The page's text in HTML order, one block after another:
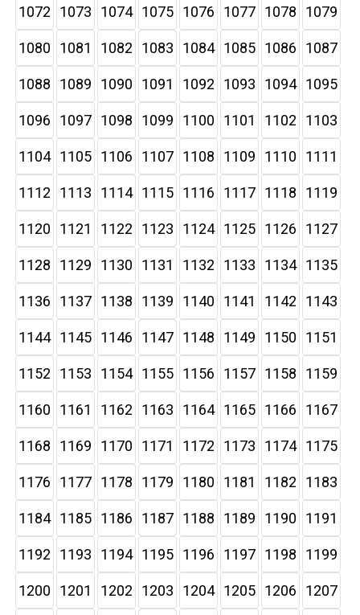
1072 1073 1074 1075 1076 1077 1078 1079
1080 1081 1082 1083 1084 1085 1086 1087
1088 1089 1090 1091 1092 1093 1094 1095
1096 1097 1098 1099 1100 1101 1102 1103
1104 1105 1106 1107 1108 1109 1110 1111
1112 1113 1114 1115 1116 1117 1118 1119
1120 1121 1122 1123 1124 1125 1126 1127
1128 1129 1130 1131 1132 1133 1134 1135
1136 1137 1138 1139 1140 1141 1142 1143
1144 1145 1146 1147 1148 1149 1150 1151
1152 1153 1154 1155 1156 1157 1158 1159
1160 1161 1162 1163 1164 1165 1166 1167
1168 1169 1170 1171 1172 1173 1174 1175
1176 1177 1178 1179 1180 1181 1182 1183
1184 1185 1186 1187 1188 1189 1190 1191
1192 1193 1194 1195 1196 1197 1198 1199
1200 1201 1202 1203 1204 1205 1206 1207